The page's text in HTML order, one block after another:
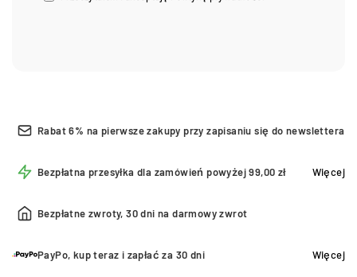
Rabat 6% na pierwsze zakupy przy zapisaniu się do newslettera
Bezpłatna przesyłka dla zamówień powyżej 99,00 zł Więcej
Bezpłatne zwroty, 30 dni na darmowy zwrot
PayPo, kup teraz i zapłać za 30 dni Więcej